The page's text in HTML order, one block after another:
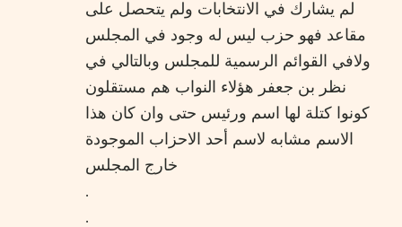
لم يشارك في الانتخابات ولم يتحصل على
مقاعد فهو حزب ليس له وجود في المجلس
ولافي القوائم الرسمية للمجلس وبالتالي في
نظر بن جعفر هؤلاء النواب هم مستقلون
كونوا كتلة لها اسم ورئيس حتى وان كان هذا
الاسم مشابه لاسم أحد الاحزاب الموجودة
خارج المجلس
.
.